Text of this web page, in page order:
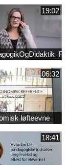
19:02
06:32
løfteevne
18:41